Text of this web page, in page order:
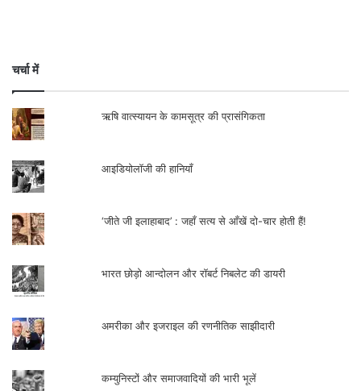
चर्चा में
ऋषि वात्स्यायन के कामसूत्र की प्रासंगिकता
आइडियोलॉजी की हानियाँ
‘जीते जी इलाहाबाद’ : जहाँ सत्य से आँखें दो-चार होती हैं!
भारत छोड़ो आन्दोलन और रॉबर्ट निबलेट की डायरी
अमरीका और इजराइल की रणनीतिक साझीदारी
कम्युनिस्टों और समाजवादियों की भारी भूलें